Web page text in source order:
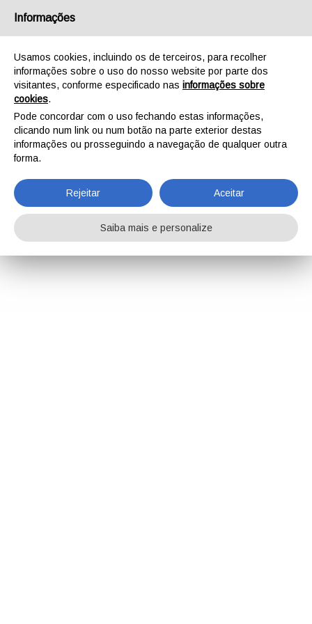
Informações
Usamos cookies, incluindo os de terceiros, para recolher
informações sobre o uso do nosso website por parte dos
visitantes, conforme especificado nas informações sobre
cookies.
Pode concordar com o uso fechando estas informações,
clicando num link ou num botão na parte exterior destas
informações ou prosseguindo a navegação de qualquer outra
forma.
Rejeitar Aceitar
Saiba mais e personalize